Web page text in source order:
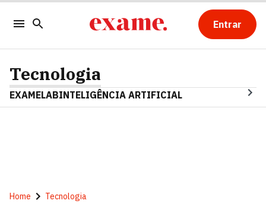
Entrar
Tecnologia
EXAMELABINTELIGÊNCIA ARTIFICIAL
Home Tecnologia